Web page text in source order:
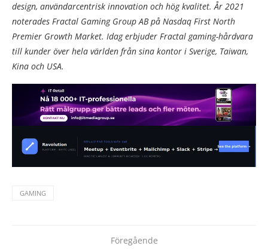
design, användarcentrisk innovation och hög kvalitet. År 2021
noterades Fractal Gaming Group AB på Nasdaq First North
Premier Growth Market. Idag erbjuder Fractal gaming-hårdvara
till kunder över hela världen från sina kontor i Sverige, Taiwan,
Kina och USA.
GAMING
Föregående